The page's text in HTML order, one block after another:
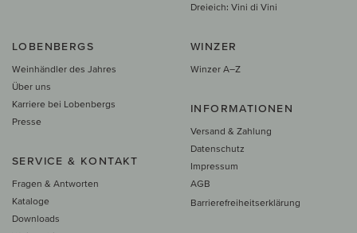
Dreieich: Vini di Vini
LOBENBERGS
Weinhändler des Jahres
Über uns
Karriere bei Lobenbergs
Presse
SERVICE & KONTAKT
Fragen & Antworten
Kataloge
Downloads
WINZER
Winzer A–Z
INFORMATIONEN
Versand & Zahlung
Datenschutz
Impressum
AGB
Barrierefreiheitserklärung